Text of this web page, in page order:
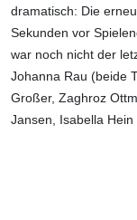
dramatisch: Die
Sekunden vor
war noch nicht der
Johanna Rau (beide
Großer, Zaghroz
Jansen, Isabella Hein